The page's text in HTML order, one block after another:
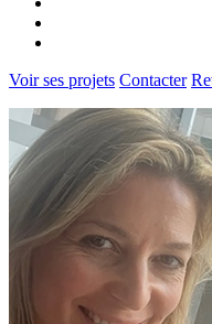
Voir ses projets Contacter